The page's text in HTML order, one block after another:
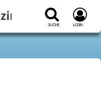
Suche Login